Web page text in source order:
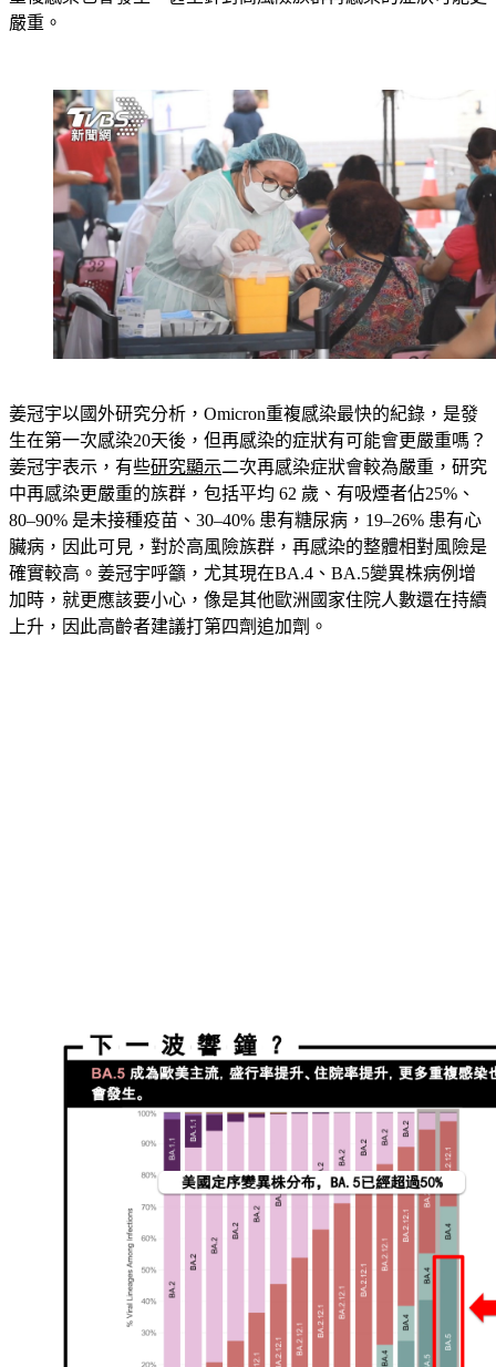
重複感染也會發生，甚至針對高風險族群再感染的症狀可能更
姜冠宇以國外研究分析，Omicron重複感染最快的紀錄，是發
生在第一次感染20天後，但再感染的症狀有可能會更嚴重嗎？
姜冠宇表示，有些研究顯示二次再感染症狀會較為嚴重，研究
中再感染更嚴重的族群，包括平均 62 歲、有吸煙者佔25%、
80–90% 是未接種疫苗、30–40% 患有糖尿病，19–26% 患有心
臟病，因此可見，對於高風險族群，再感染的整體相對風險是
確實較高。姜冠宇呼籲，尤其現在BA.4、BA.5變異株病例增
加時，就更應該要小心，像是其他歐洲國家住院人數還在持續